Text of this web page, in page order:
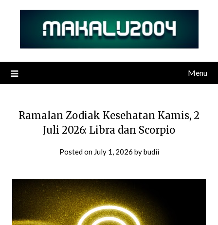
Menu
Ramalan Zodiak Kesehatan Kamis, 2
Juli 2026: Libra dan Scorpio
Posted on July 1, 2026 bybudii